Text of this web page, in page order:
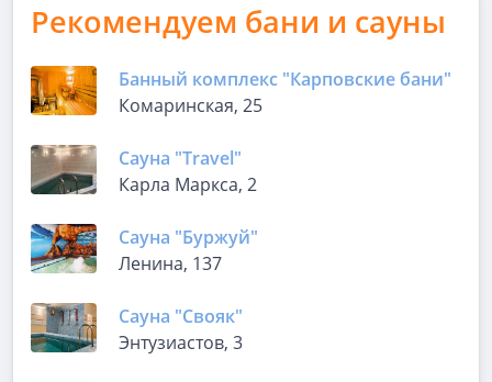
Рекомендуем бани и сауны
Банный комплекс "Карповские бани"
Комаринская, 25
Сауна "Travel"
Карла Маркса, 2
Сауна "Буржуй"
Ленина, 137
Сауна "Свояк"
Энтузиастов, 3